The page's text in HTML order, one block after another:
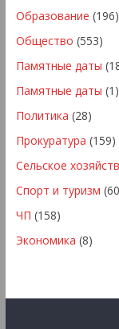
Образование (196)
Общество (553)
Памятные даты
Памятные даты (1)
Политика (28)
Прокуратура (159)
Сельское
Спорт и туризм
ЧП (158)
Экономика (8)